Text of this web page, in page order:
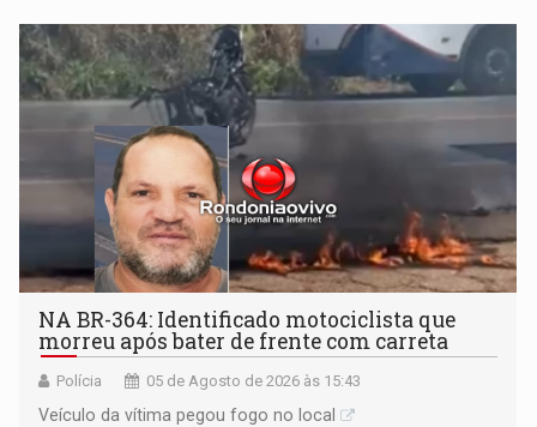
NA BR-364: Identificado motociclista que
morreu após bater de frente com carreta
Polícia 05 de Agosto de 2026 às 15:43
Veículo da vítima pegou fogo no local